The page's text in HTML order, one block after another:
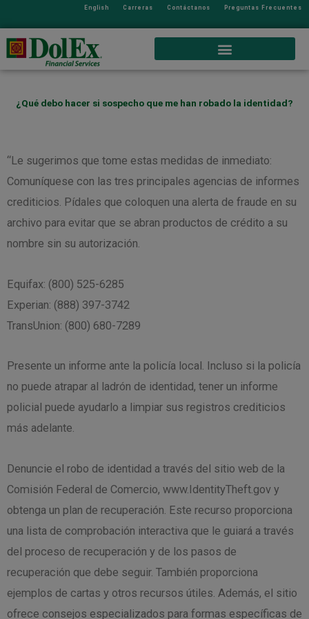
English Carreras Contáctanos Preguntas Frecuentes
¿Qué debo hacer si sospecho que me han robado la identidad?
“Le sugerimos que tome estas medidas de inmediato:
Comuníquese con las tres principales agencias de informes
crediticios. Pídales que coloquen una alerta de fraude en su
archivo para evitar que se abran productos de crédito a su
nombre sin su autorización.
Equifax: (800) 525-6285
Experian: (888) 397-3742
TransUnion: (800) 680-7289
Presente un informe ante la policía local. Incluso si la policía
no puede atrapar al ladrón de identidad, tener un informe
policial puede ayudarlo a limpiar sus registros crediticios
más adelante.
Denuncie el robo de identidad a través del sitio web de la
Comisión Federal de Comercio, www.IdentityTheft.gov y
obtenga un plan de recuperación. Este recurso proporciona
una lista de comprobación interactiva que le guiará a través
del proceso de recuperación y de los pasos de
recuperación que debe seguir. También proporciona
ejemplos de cartas y otros recursos útiles. Además, el sitio
ofrece consejos especializados para formas específicas de